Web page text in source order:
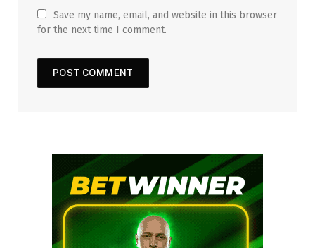
Save my name, email, and website in this browser
for the next time I comment.